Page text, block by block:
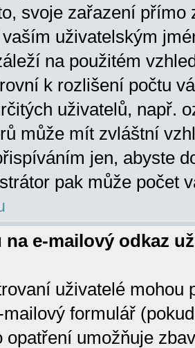
svoje zařazení přímo
uživatelským
na použitém
k rozlišení počtu
uživatelů, např.
může mít zvláštní
jen, abyste
pak může počet
e-mailový odkaz
uživatelé mohou
formulář
opatření umožňuje